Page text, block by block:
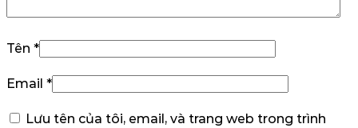
Tên *
Email *
Lưu tên của tôi, email, và trang web trong trình